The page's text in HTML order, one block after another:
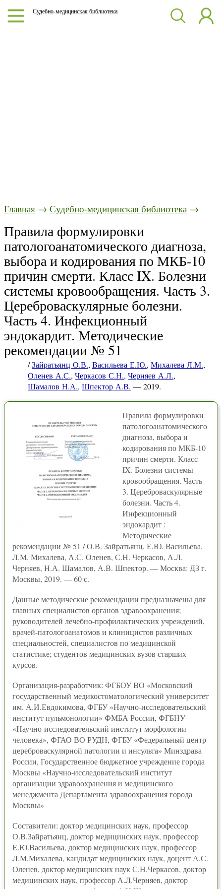
Судебно-медицинская библиотека
Главная → Судебно-медицинская библиотека →
Правила формулировки
патологоанатомического диагноза,
выбора и кодирования по МКБ-10
причин смерти. Класс IX. Болезни
системы кровообращения. Часть 3.
Цереброваскулярные болезни.
Часть 4. Инфекционный
эндокардит. Методические
рекомендации № 51
/Зайратьянц О.В., Васильева Е.Ю., Михалева Л.М.,
Оленев А.С., Черкасов С.Н., Черняев А.Л.,
Шамалов Н.А., Шпектор А.В. — 2019.
Правила формулировки
патологоанатомического
диагноза, выбора и
кодирования по МКБ-10
причин смерти. Класс
IX. Болезни системы
кровообращения. Часть
3. Цереброваскулярные
болезни. Часть 4.
Инфекционный
эндокардит :
Методические
рекомендации № 51 / О.В. Зайратьянц, Е.Ю. Васильева,
Л.М. Михалева, А.С. Оленев, С.Н. Черкасов, А.Л.
Черняев, Н.А. Шамалов, А.В. Шпектор. — Москва: ДЗ г.
Москвы, 2019. — 60 с.
Данные методические рекомендации предназначены для
главных специалистов органов здравоохранения;
руководителей лечебно-профилактических учреждений,
врачей-патологоанатомов и клиницистов различных
специальностей, специалистов по медицинской
статистике; студентов медицинских вузов старших
курсов.
Организация-разработчик: ФГБОУ ВО «Московский
государственный медикостоматологический университет
им. А.И.Евдокимова, ФГБУ «Научно-исследовательский
институт пульмонологии» ФМБА России, ФГБНУ
«Научно-исследовательский институт морфологии
человека», ФГАО ВО РУДН, ФГБУ «Федеральный центр
цереброваскулярной патологии и инсульта» Минздрава
России, Государственное бюджетное учреждение города
Москвы «Научно-исследовательский институт
организации здравоохранения и медицинского
менеджмента Департамента здравоохранения города
Москвы»
Составители: доктор медицинских наук, профессор
О.В.Зайратьянц, доктор медицинских наук, профессор
Е.Ю.Васильева, доктор медицинских наук, профессор
Л.М.Михалева, кандидат медицинских наук, доцент А.С.
Оленев, доктор медицинских наук С.Н.Черкасов, доктор
медицинских наук, профессор А.Л.Черняев, доктор